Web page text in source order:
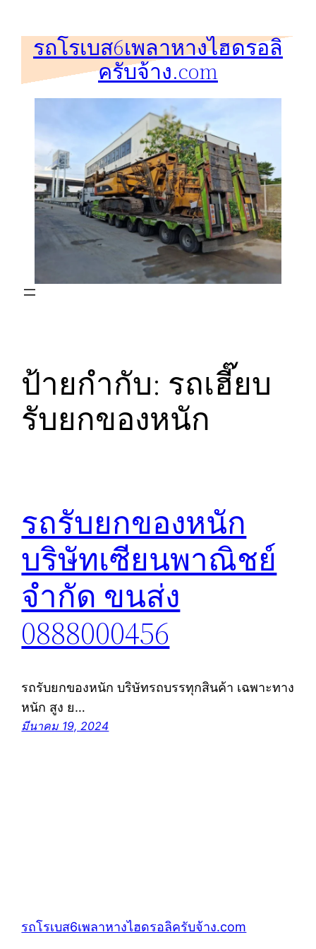
รถโรเบส6เพลาหางไฮดรอลิ
ครับจ้าง.com
ป้ายกำกับ: รถเฮี๊ยบ
รับยกของหนัก
รถรับยกของหนัก
บริษัทเซียนพาณิชย์
จำกัด ขนส่ง
0888000456
รถรับยกของหนัก บริษัทรถบรรทุกสินค้า เฉพาะทาง
หนัก สูง ย…
มีนาคม 19, 2024
รถโรเบส6เพลาหางไฮดรอลิครับจ้าง.com